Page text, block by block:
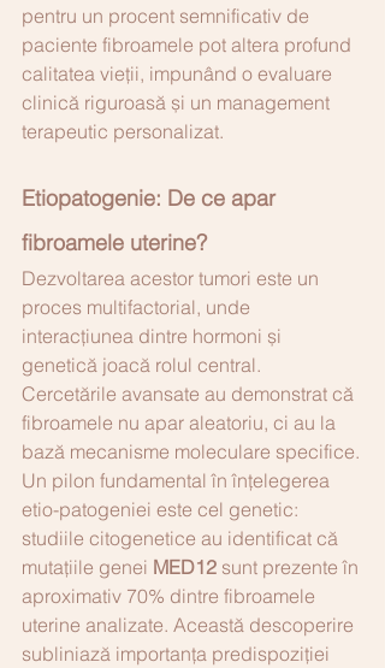
pentru un procent semnificativ de
paciente fibroamele pot altera profund
calitatea vieții, impunând o evaluare
clinică riguroasă și un management
terapeutic personalizat.
Etiopatogenie: De ce apar
fibroamele uterine?
Dezvoltarea acestor tumori este un
proces multifactorial, unde
interacțiunea dintre hormoni și
genetică joacă rolul central.
Cercetările avansate au demonstrat că
fibroamele nu apar aleatoriu, ci au la
bază mecanisme moleculare specifice.
Un pilon fundamental în înțelegerea
etio-patogeniei este cel genetic:
studiile citogenetice au identificat că
mutațiile genei MED12 sunt prezente în
aproximativ 70% dintre fibroamele
uterine analizate. Această descoperire
subliniază importanța predispoziției